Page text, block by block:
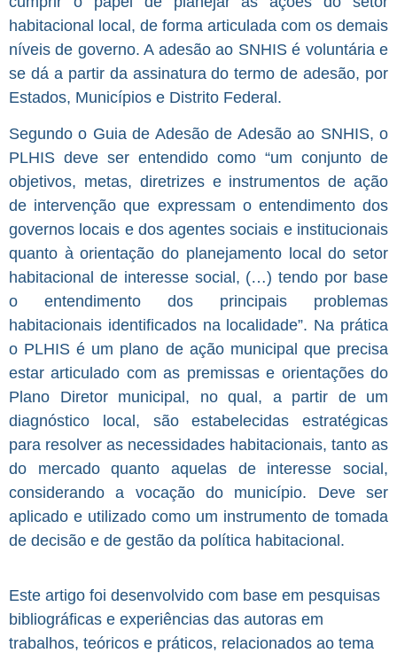
habitacional local, de forma articulada com os demais
níveis de governo. A adesão ao SNHIS é voluntária e
se dá a partir da assinatura do termo de adesão, por
Estados, Municípios e Distrito Federal.
Segundo o Guia de Adesão de Adesão ao SNHIS, o
PLHIS deve ser entendido como “um conjunto de
objetivos, metas, diretrizes e instrumentos de ação
de intervenção que expressam o entendimento dos
governos locais e dos agentes sociais e institucionais
quanto à orientação do planejamento local do setor
habitacional de interesse social, (…) tendo por base
o entendimento dos principais problemas
habitacionais identificados na localidade”. Na prática
o PLHIS é um plano de ação municipal que precisa
estar articulado com as premissas e orientações do
Plano Diretor municipal, no qual, a partir de um
diagnóstico local, são estabelecidas estratégicas
para resolver as necessidades habitacionais, tanto as
do mercado quanto aquelas de interesse social,
considerando a vocação do município. Deve ser
aplicado e utilizado como um instrumento de tomada
de decisão e de gestão da política habitacional.
Este artigo foi desenvolvido com base em pesquisas
bibliográficas e experiências das autoras em
trabalhos, teóricos e práticos, relacionados ao tema